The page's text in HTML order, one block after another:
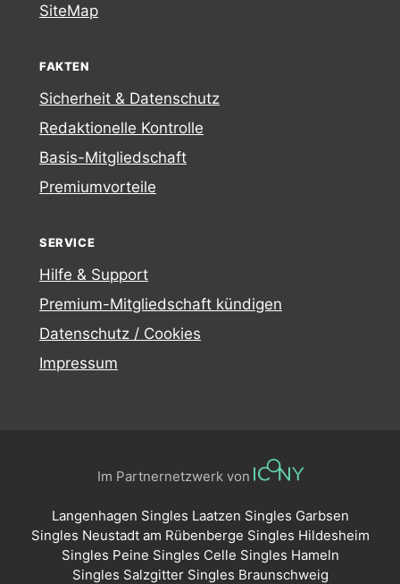
SiteMap
FAKTEN
Sicherheit & Datenschutz
Redaktionelle Kontrolle
Basis-Mitgliedschaft
Premiumvorteile
SERVICE
Hilfe & Support
Premium-Mitgliedschaft kündigen
Datenschutz / Cookies
Impressum
Im Partnernetzwerk von
Langenhagen Singles Laatzen Singles Garbsen
Singles Neustadt am Rübenberge Singles Hildesheim
Singles Peine Singles Celle Singles Hameln
Singles Salzgitter Singles Braunschweig